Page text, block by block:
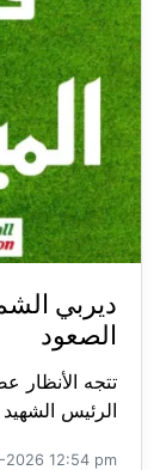
الصعود
تتجه الأنظار
الرئيس
2026 12:54 pm